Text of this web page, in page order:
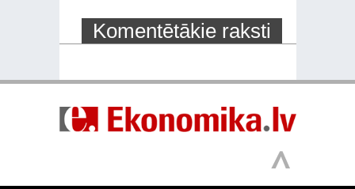
Komentētākie raksti